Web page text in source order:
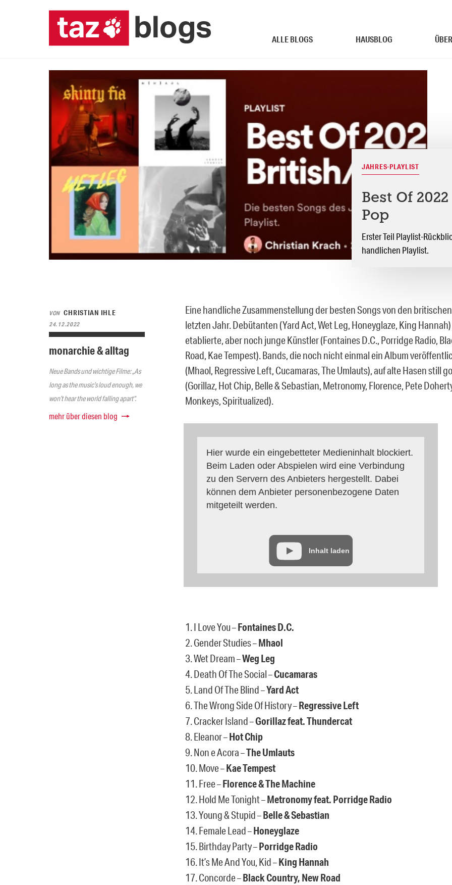
ALLE BLOGS HAUSBLOG
JAHRES-PLAYLIST
Best Of
Pop
Erster Teil Playlist-
handlichen Playlist.
VON CHRISTIAN IHLE
24.12.2022
monarchie & alltag
Neue Bands und wichtige Filme: „As
long as the music’s loud enough, we
won’t hear the world falling apart“.
mehr über diesen blog
Eine handliche Zusammenstellung der besten Songs von den
letzten Jahr. Debütanten (Yard Act, Wet Leg, Honeyglaze, King
etablierte, aber noch junge Künstler (Fontaines D.C., Porridge Radio,
Road, Kae Tempest). Bands, die noch nicht einmal ein Album
(Mhaol, Regressive Left, Cucamaras, The Umlauts), auf alte Hasen still
(Gorillaz, Hot Chip, Belle & Sebastian, Metronomy, Florence, Pete
Monkeys, Spiritualized).
Hier wurde ein eingebetteter Medieninhalt blockiert.
Beim Laden oder Abspielen wird eine Verbindung
zu den Servern des Anbieters hergestellt. Dabei
können dem Anbieter personenbezogene Daten
mitgeteilt werden.
Inhalt laden
1. I Love You –Fontaines D.C.
2. Gender Studies –Mhaol
3. Wet Dream –Weg Leg
4. Death Of The Social –Cucamaras
5. Land Of The Blind –Yard Act
6. The Wrong Side Of History –Regressive Left
7. Cracker Island –Gorillaz feat. Thundercat
8. Eleanor –Hot Chip
9. Non e Acora –The Umlauts
10. Move –Kae Tempest
11. Free –Florence & The Machine
12. Hold Me Tonight –Metronomy feat. Porridge Radio
13. Young & Stupid –Belle & Sebastian
14. Female Lead –Honeyglaze
15. Birthday Party –Porridge Radio
16. It’s Me And You, Kid –King Hannah
17. Concorde –Black Country, New Road